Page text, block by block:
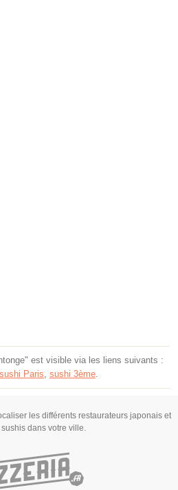
est visible via les liens suivants :
sushi Paris, sushi 3ème.
les différents restaurateurs japonais et
sushis dans votre ville.